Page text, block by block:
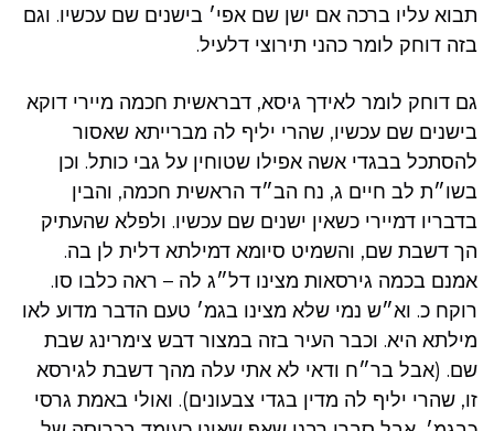
תבוא עליו ברכה אם ישן שם אפי׳ בישנים שם עכשיו. וגם
בזה דוחק לומר כהני תירוצי דלעיל.
גם דוחק לומר לאידך גיסא, דבראשית חכמה מיירי דוקא
בישנים שם עכשיו, שהרי יליף לה מברייתא שאסור
להסתכל בבגדי אשה אפילו שטוחין על גבי כותל. וכן
בשו״ת לב חיים ג, נח הב״ד הראשית חכמה, והבין
בדבריו דמיירי כשאין ישנים שם עכשיו. ולפלא שהעתיק
הך דשבת שם, והשמיט סיומא דמילתא דלית לן בה.
אמנם בכמה גירסאות מצינו דל״ג לה – ראה כלבו סו.
רוקח כ. וא״ש נמי שלא מצינו בגמ׳ טעם הדבר מדוע לאו
מילתא היא. וכבר העיר בזה במצור דבש צימרינג שבת
שם. (אבל בר״ח ודאי לא אתי עלה מהך דשבת לגירסא
זו, שהרי יליף לה מדין בגדי צבעונים). ואולי באמת גרסי